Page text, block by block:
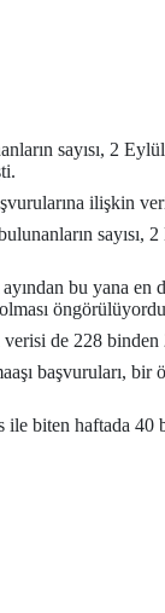
sayısı, 2
ilişkin
sayısı,
bu yana en
verisi de 228
başvuruları, bir
ile biten haftada